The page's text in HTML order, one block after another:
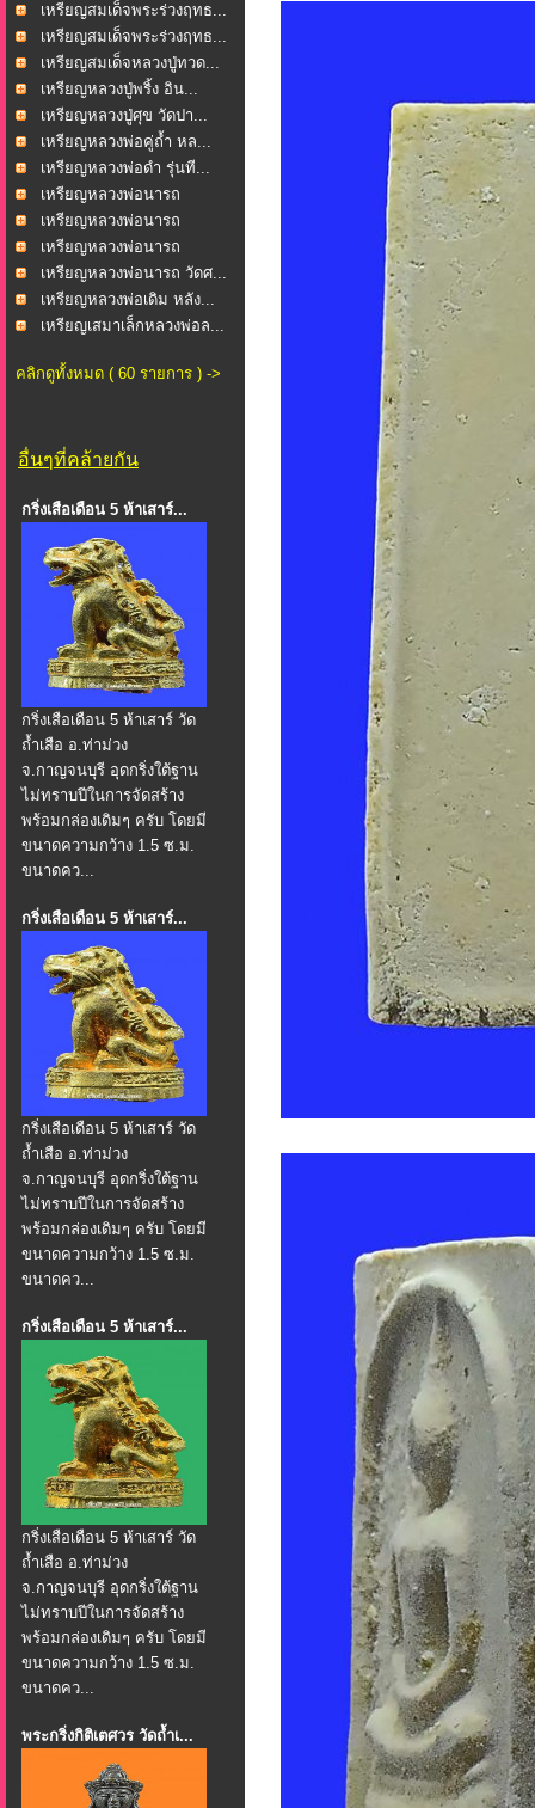
เหรียญสมเด็จพระร่วงฤทธ...
เหรียญสมเด็จพระร่วงฤทธ...
เหรียญสมเด็จหลวงปู่ทวด...
เหรียญหลวงปู่พริ้ง อิน...
เหรียญหลวงปู่ศุข วัดปา...
เหรียญหลวงพ่อคู่ถ้ำ หล...
เหรียญหลวงพ่อดำ รุ่นที...
เหรียญหลวงพ่อนารถ
นาคเ...เหรียญหลวงพ่อนารถ
นาคเ...เหรียญหลวงพ่อนารถ
นาคเ...เหรียญหลวงพ่อนารถ วัดศ...
เหรียญหลวงพ่อเดิม หลัง...
เหรียญเสมาเล็กหลวงพ่อล...
คลิกดูทั้งหมด ( 60 รายการ ) ->
อื่นๆที่คล้ายกัน
กริ่งเสือเดือน 5 ห้าเสาร์...
กริ่งเสือเดือน 5 ห้าเสาร์ วัด
ถ้ำเสือ อ.ท่าม่วง
จ.กาญจนบุรี อุดกริ่งใต้ฐาน
ไม่ทราบปีในการจัดสร้าง
พร้อมกล่องเดิมๆ ครับ โดยมี
ขนาดความกว้าง 1.5 ซ.ม.
ขนาดคว...
กริ่งเสือเดือน 5 ห้าเสาร์...
กริ่งเสือเดือน 5 ห้าเสาร์ วัด
ถ้ำเสือ อ.ท่าม่วง
จ.กาญจนบุรี อุดกริ่งใต้ฐาน
ไม่ทราบปีในการจัดสร้าง
พร้อมกล่องเดิมๆ ครับ โดยมี
ขนาดความกว้าง 1.5 ซ.ม.
ขนาดคว...
กริ่งเสือเดือน 5 ห้าเสาร์...
กริ่งเสือเดือน 5 ห้าเสาร์ วัด
ถ้ำเสือ อ.ท่าม่วง
จ.กาญจนบุรี อุดกริ่งใต้ฐาน
ไม่ทราบปีในการจัดสร้าง
พร้อมกล่องเดิมๆ ครับ โดยมี
ขนาดความกว้าง 1.5 ซ.ม.
ขนาดคว...
พระกริ่งกิติเตศวร วัดถ้ำเ...